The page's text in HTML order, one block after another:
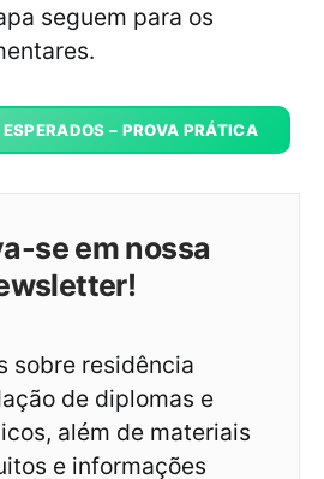
seguem para os
– PROVA PRÁTICA
se em nossa
sobre residência
de diplomas e
além de materiais
e informações